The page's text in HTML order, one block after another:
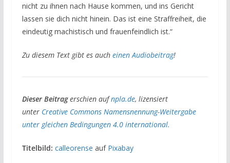
nicht zu ihnen nach Hause kommen, und ins Gericht
lassen sie dich nicht hinein. Das ist eine Straffreiheit, die
eindeutig machistisch und frauenfeindlich ist.“
Zu diesem Text gibt es auch einen Audiobeitrag!
Dieser Beitragerschien aufnpla.de, lizensiert
unter Creative Commons Namensnennung-Weitergabe
unter gleichen Bedingungen 4.0 international.
Titelbild: calleorense auf Pixabay